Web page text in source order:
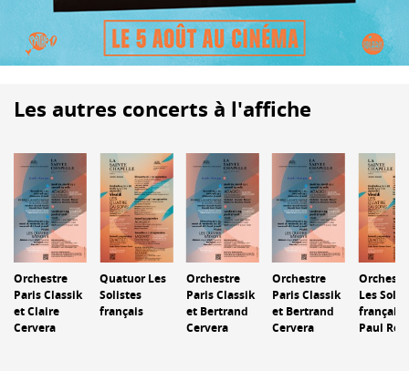
Les autres concerts à l'affiche
Orchestre
Paris Classik
et Claire
Cervera
Quatuor Les
Solistes
français
Orchestre
Paris Classik
et Bertrand
Cervera
Orchestre
Paris Classik
et Bertrand
Cervera
Les
français
Paul